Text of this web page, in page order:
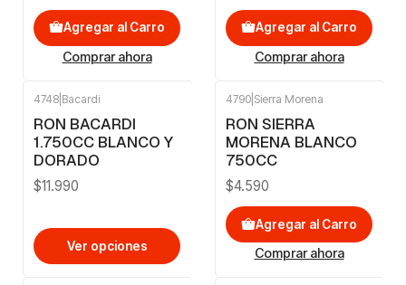
Agregar al Carro
Comprar ahora
Agregar al Carro
Comprar ahora
4748 Bacardi
RON BACARDI
1.750CC BLANCO Y
DORADO
$11.990
Ver opciones
4790 Sierra Morena
RON SIERRA
MORENA BLANCO
750CC
$4.590
Agregar al Carro
Comprar ahora